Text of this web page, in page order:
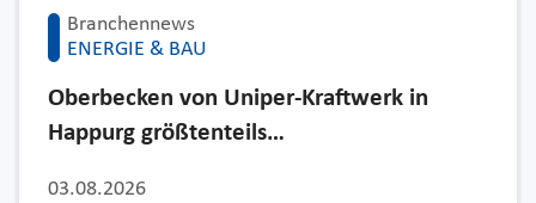
Branchennews
ENERGIE & BAU
03.08.2026
Oberbecken von Uniper-Kraftwerk in
Happurg größtenteils…